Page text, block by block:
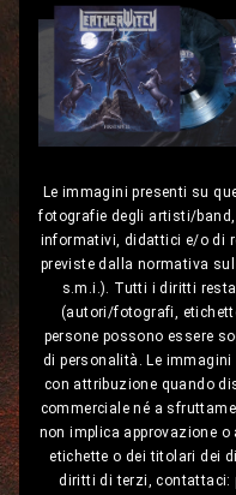
Le immagini presenti su
fotografie degli artisti/
informativi, didattici e/o di
previste dalla normativa
s.m.i.). Tutti i diritti
(autori/fotografi,
persone possono essere
di personalità. Le
con attribuzione quando
commerciale né a
non implica approvazione
etichette o dei titolari dei
diritti di terzi, contattaci: